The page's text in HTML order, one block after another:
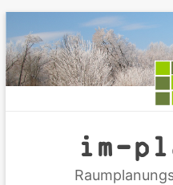
Inhalt
springen
im-